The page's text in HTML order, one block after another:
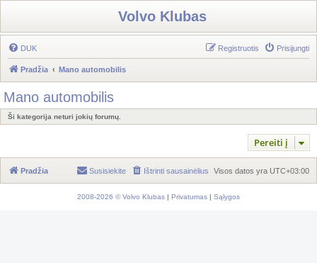
Volvo Klubas
DUK Prisijungti
Registruotis
Pradžia Mano automobilis
Mano automobilis
Ši kategorija neturi jokių forumų.
Pereiti į
Pradžia Visos datos yra UTC+03:00
Ištrinti sausainėlius
Susisiekite
2008-2026 © Volvo Klubas | Privatumas | Sąlygos